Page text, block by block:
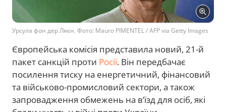
Урсула фон дер Ляєн. Фото: Mauro PIMENTEL / AFP via Getty Images
Європейська комісія представила новий, 21-й
пакет санкцій проти Росії. Він передбачає
посилення тиску на енергетичний, фінансовий
та військово-промисловий сектори, а також
запровадження обмежень на в’їзд для осіб, які